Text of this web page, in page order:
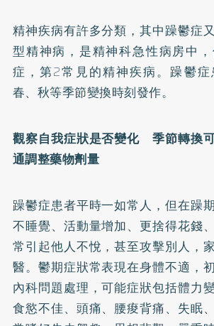
精神疾病有許多分類，其中躁鬱症
型精神病，是精神科急性病房中
症，第2常見的精神疾病。躁鬱
春、秋等季節變換時刻發作。
觀察自我症狀是否變化 季節轉換
通調整藥物劑量
躁鬱症患者平時一如常人，但在躁
不睡覺、活動量增加、更捨得花錢
常引起他人不悅，甚至攻擊別人，
醫。鬱期症狀常表現在身體不適，
內科問題處理，可能症狀包括體力
食慾不佳、頭痛、腰痠背痛、 失眠